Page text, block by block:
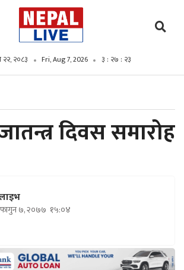
२२, २०८३ Fri, Aug 7, 2026 ३ : २७ : २४
दिवस समारोह
फागुन ७, २०७७ १५:०४